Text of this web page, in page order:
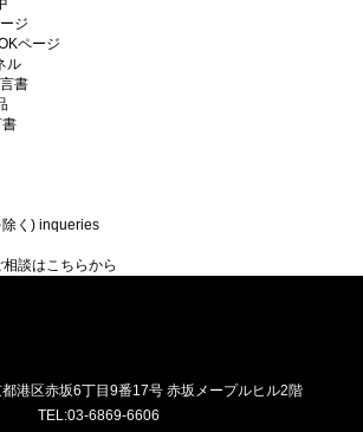
く) inqueries
談はこちらから
港区赤坂6丁目9番17号 赤坂メープルヒル2階
TEL:03-6869-6606